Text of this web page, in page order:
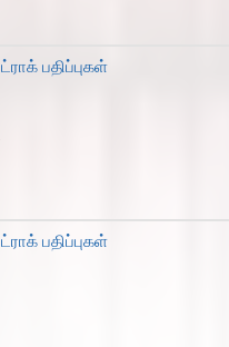
பதிப்புகள்
பதிப்புகள்